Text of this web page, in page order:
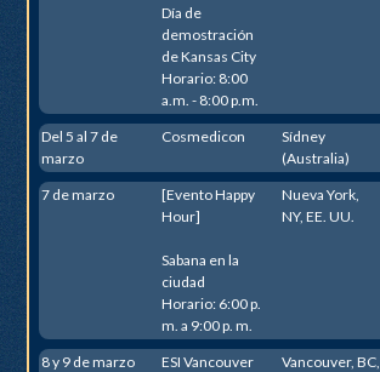
Día de
demostración
de Kansas City
Horario: 8:00
a.m. - 8:00 p.m.
Del 5 al 7 de
marzo
Cosmedicon
Sídney
(Australia)
7 de marzo
[Evento Happy
Hour]
Sabana en la
ciudad
Horario: 6:00 p.
m. a 9:00 p. m.
Nueva York,
NY, EE. UU.
8 y 9 de marzo ESI Vancouver
Vancouver, BC,